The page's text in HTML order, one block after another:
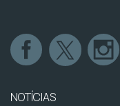
NOTÍCIAS